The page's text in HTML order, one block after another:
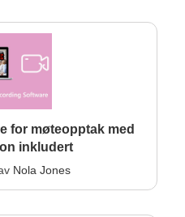
for møteopptak med
inkludert
Nola Jones